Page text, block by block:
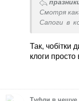
Смотря
Сапоги в
модель
Так, чобітки
клоги просто